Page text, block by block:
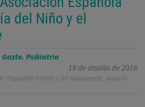
del Niño y el
Psikiatria
19 de otsaila de 2016
Psiquiatría Infantil y del Adolescente, Joaquín